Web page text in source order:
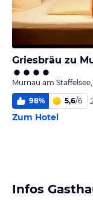
Griesbräu zu
Murnau am
98% 5,6/6
Zum Hotel
Infos